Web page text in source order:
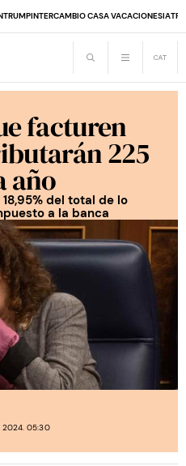
TRUMPINTERCAMBIO CASA VACACIONESIA
facturen
225
año
del total de lo
a la banca
2024. 05:30